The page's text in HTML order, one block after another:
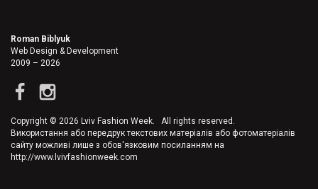
Roman Biblyuk
Web Design & Development
2009 – 2026
Copyright © 2026 Lviv Fashion Week. All rights reserved.
Використання або передрук текстових матеріалів або фотоматеріалів
сайту можливі лише з обов'язковим посиланням на
http://www.lvivfashionweek.com